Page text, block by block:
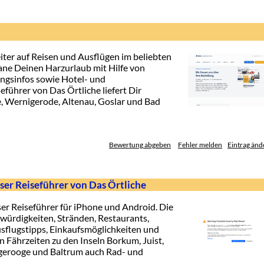
auf Reisen und Ausflügen im beliebten
Deinen Harzurlaub mit Hilfe von
sowie Hotel- und
von Das Örtliche liefert Dir
Altenau, Goslar und Bad
Bewertung abgeben Fehler melden Eintrag
Reiseführer von Das Örtliche
Reiseführer für iPhone und Android. Die
Stränden, Restaurants,
Einkaufsmöglichkeiten und
Fährzeiten zu den Inseln Borkum, Juist,
und Baltrum auch Rad- und